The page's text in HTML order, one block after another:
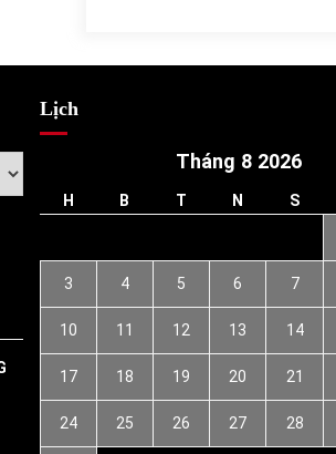
Lịch
Tháng 8 2026
H B T N S
3 4 5 6 7
10 11 12 13 14
17 18 19 20 21
24 25 26 27 28